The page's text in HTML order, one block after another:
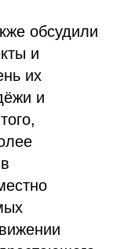
обсудили
и
их
и